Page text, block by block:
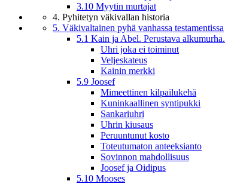
3.10 Myytin murtajat
4. Pyhitetyn väkivallan historia
5. Väkivaltainen pyhä vanhassa testamentissa
5.1 Kain ja Abel. Perustava alkumurha.
Uhri joka ei toiminut
Veljeskateus
Kainin merkki
5.9 Joosef
Mimeettinen kilpailukehä
Kuninkaallinen syntipukki
Sankariuhri
Uhrin kiusaus
Peruuntunut kosto
Toteutumaton anteeksianto
Sovinnon mahdollisuus
Joosef ja Oidipus
5.10 Mooses